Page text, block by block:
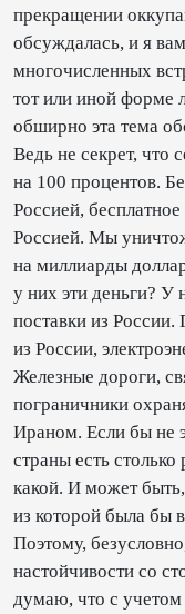
прекращении
обсуждалась, и я
многочисленных
тот или иной форме
обширно эта тема
Ведь не секрет, что
на 100 процентов.
Россией,
Россией. Мы
на миллиарды
у них эти деньги? У
поставки из
из России,
Железные дороги,
пограничники
Ираном. Если бы не
страны есть
какой. И может
из которой была бы
Поэтому,
настойчивости со
думаю, что с учетом